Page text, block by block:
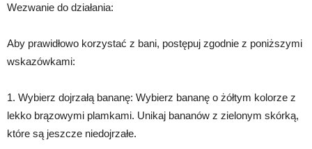
Wezwanie do działania:
Aby prawidłowo korzystać z bani, postępuj zgodnie z poniższymi
wskazówkami:
1. Wybierz dojrzałą bananę: Wybierz bananę o żółtym kolorze z
lekko brązowymi plamkami. Unikaj bananów z zielonym skórką,
które są jeszcze niedojrzałe.